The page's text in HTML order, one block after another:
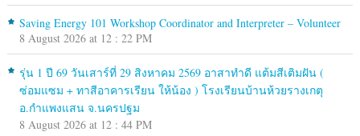
Saving Energy 101 Workshop Coordinator and Interpreter – Volunteer
8 August 2026 at 12 : 22 PM
รุ่น 1 ปี 69 วันเสาร์ที่ 29 สิงหาคม 2569 อาสาทำดี แต้มสีเติมฝัน (
ซ่อมแซม + ทาสีอาคารเรียน ให้น้อง ) โรงเรียนบ้านห้วยรางเกตุ
อ.กำแพงแสน จ.นครปฐม
8 August 2026 at 12 : 44 PM